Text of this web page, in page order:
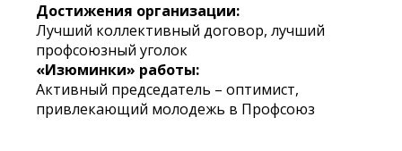
Достижения организации:
Лучший коллективный договор, лучший
профсоюзный уголок
«Изюминки» работы:
Активный председатель – оптимист,
привлекающий молодежь в Профсоюз